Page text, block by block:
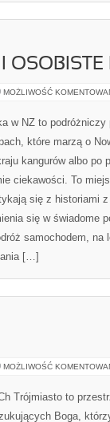
OSOBISTE
MOŻLIWOŚĆ
w NZ to
które marzą o
kangurów albo po
ciekawości. To
się z historiami z
się w świadome
samochodem,
[…]
MOŻLIWOŚĆ
Trójmiasto to
Boga,